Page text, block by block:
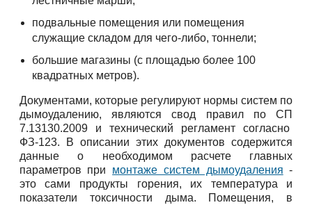
подвальные помещения или помещения
служащие складом для чего-либо, тоннели;
большие магазины (с площадью более 100
квадратных метров).
Документами, которые регулируют нормы систем по
дымоудалению, являются свод правил по СП
7.13130.2009 и технический регламент согласно
ФЗ-123. В описании этих документов содержится
данные о необходимом расчете главных
параметров при монтаже систем дымоудаления -
это сами продукты горения, их температура и
показатели токсичности дыма. Помещения, в